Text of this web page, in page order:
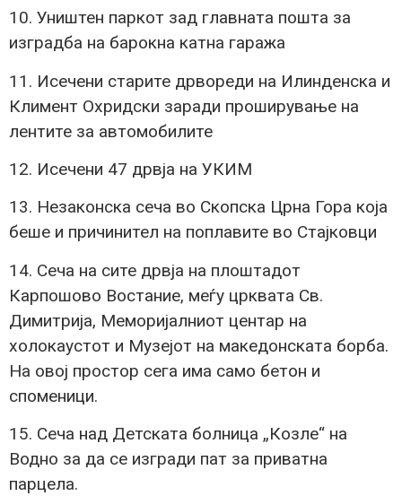
10. Уништен паркот зад главната пошта за
изградба на барокна катна гаража
11. Исечени старите дрвореди на Илинденска и
Климент Охридски заради проширување на
лентите за автомобилите
12. Исечени 47 дрвја на УКИМ
13. Незаконска сеча во Скопска Црна Гора која
беше и причинител на поплавите во Стајковци
14. Сеча на сите дрвја на плоштадот
Карпошово Востание, меѓу црквата Св.
Димитрија, Меморијалниот центар на
холокаустот и Музејот на македонската борба.
На овој простор сега има само бетон и
споменици.
15. Сеча над Детската болница „Козле“ на
Водно за да се изгради пат за приватна
парцела.